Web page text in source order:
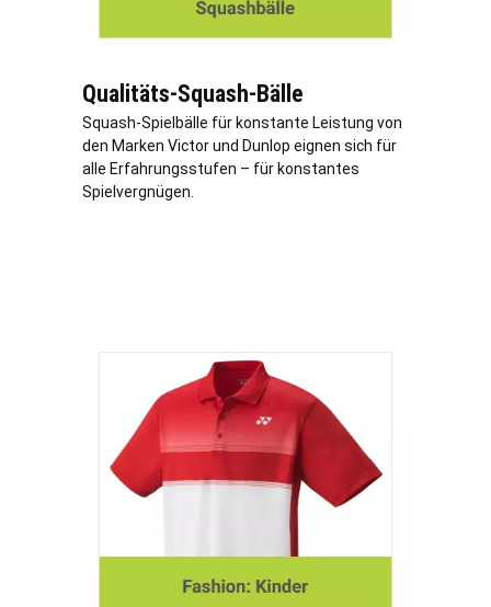
Qualitäts-Squash-Bälle
Squash-Spielbälle für konstante Leistung von
den Marken Victor und Dunlop eignen sich für
alle Erfahrungsstufen – für konstantes
Spielvergnügen.